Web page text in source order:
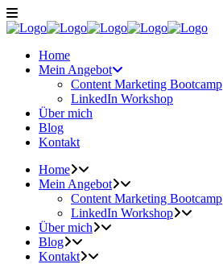
Home
Mein Angebot
Content Marketing Bootcamp
LinkedIn Workshop
Über mich
Blog
Kontakt
Home
Mein Angebot
Content Marketing Bootcamp
LinkedIn Workshop
Über mich
Blog
Kontakt